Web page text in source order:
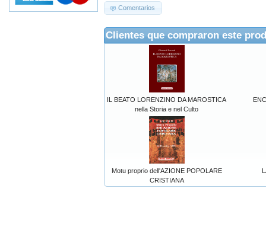
Comentarios
Clientes que compraron este
IL BEATO LORENZINO DA MAROSTICA
nella Storia e nel Culto
Motu proprio dell'AZIONE POPOLARE
CRISTIANA